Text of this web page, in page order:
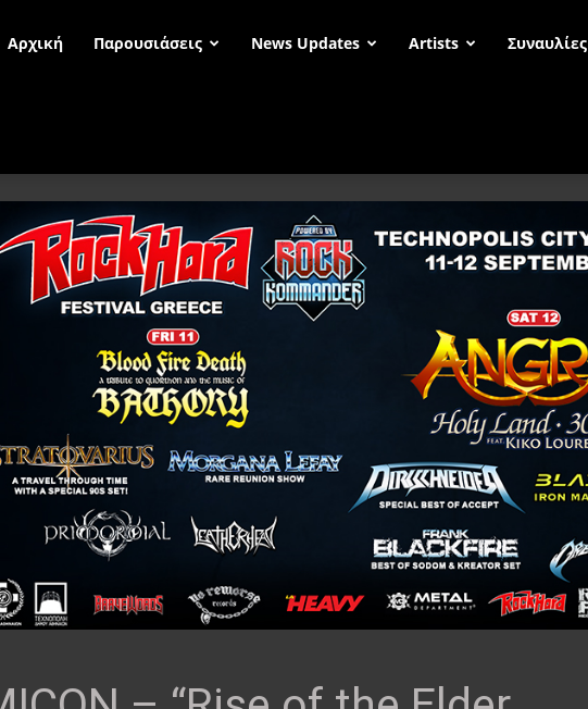
Rock
Αρχική Παρουσιάσεις News Updates Artists Συναυλίες